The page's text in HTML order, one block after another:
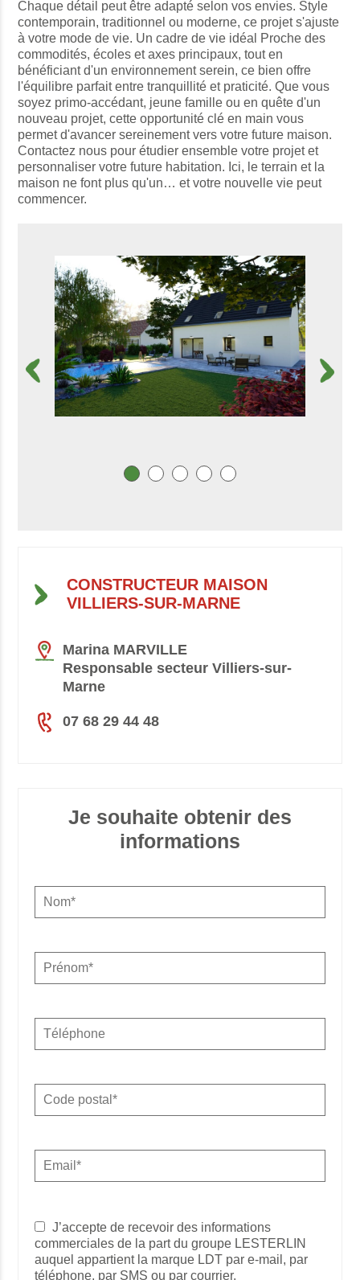
Chaque détail peut être adapté selon vos envies. Style
contemporain, traditionnel ou moderne, ce projet s'ajuste
à votre mode de vie. Un cadre de vie idéal Proche des
commodités, écoles et axes principaux, tout en
bénéficiant d'un environnement serein, ce bien offre
l'équilibre parfait entre tranquillité et praticité. Que vous
soyez primo-accédant, jeune famille ou en quête d'un
nouveau projet, cette opportunité clé en main vous
permet d'avancer sereinement vers votre future maison.
Contactez nous pour étudier ensemble votre projet et
personnaliser votre future habitation. Ici, le terrain et la
maison ne font plus qu'un… et votre nouvelle vie peut
commencer.
CONSTRUCTEUR MAISON
VILLIERS-SUR-MARNE
Marina MARVILLE
Responsable secteur Villiers-sur-
Marne
07 68 29 44 48
Je souhaite obtenir des
informations
J’accepte de recevoir des informations
commerciales de la part du groupe LESTERLIN
auquel appartient la marque LDT par e-mail, par
téléphone, par SMS ou par courrier.